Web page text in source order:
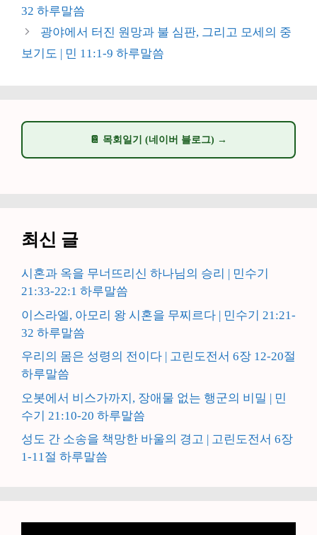
32 하루말씀
광야에서 터진 원망과 불 심판, 그리고 모세의 중
보기도 | 민 11:1-9 하루말씀
📔 목회일기 (네이버 블로그) →
최신 글
시혼과 옥을 무너뜨리신 하나님의 승리 | 민수기
21:33-22:1 하루말씀
이스라엘, 아모리 왕 시혼을 무찌르다 | 민수기 21:21-
32 하루말씀
우리의 몸은 성령의 전이다 | 고린도전서 6장 12-20절
하루말씀
오봇에서 비스가까지, 장애물 없는 행군의 비밀 | 민
수기 21:10-20 하루말씀
성도 간 소송을 책망한 바울의 경고 | 고린도전서 6장
1-11절 하루말씀